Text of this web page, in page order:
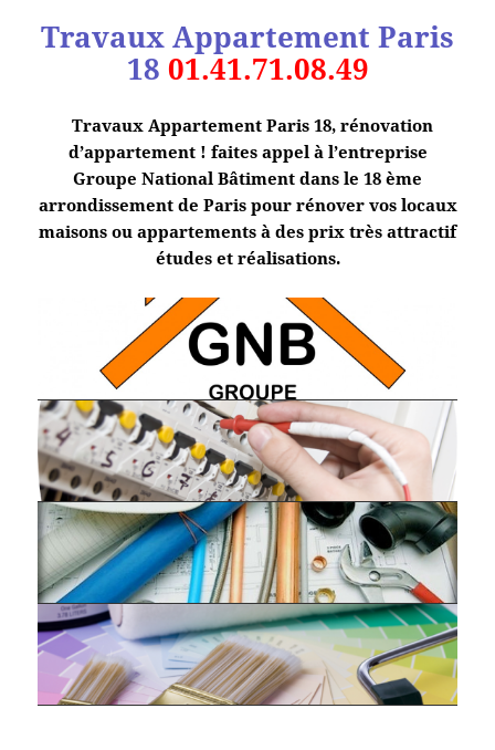
Travaux Appartement Paris
18 01.41.71.08.49
Travaux Appartement Paris 18, rénovation
d’appartement ! faites appel à l’entreprise
Groupe National Bâtiment dans le 18 ème
arrondissement de Paris pour rénover vos locaux
maisons ou appartements à des prix très attractif
études et réalisations.